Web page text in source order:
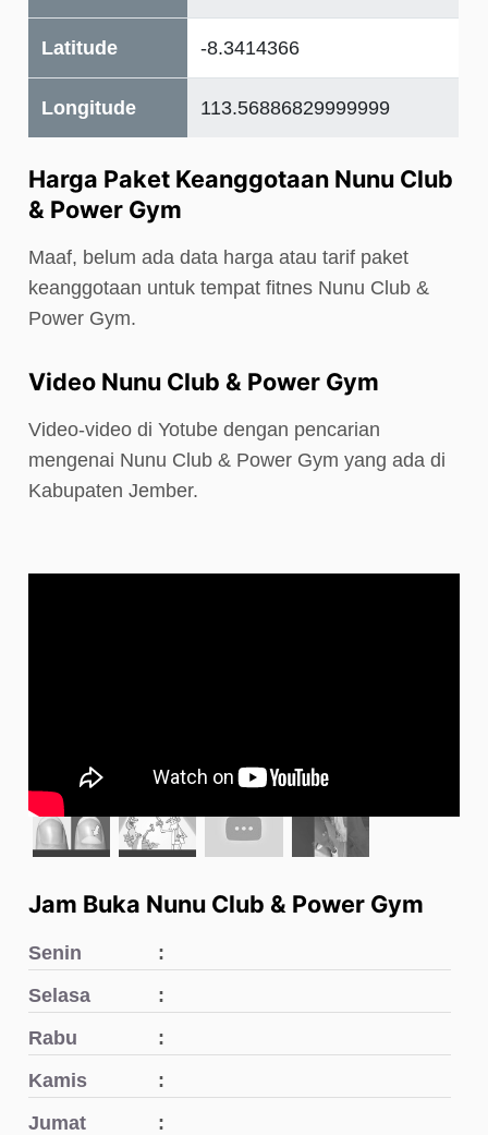
Latitude -8.3414366
Longitude 113.56886829999999
Harga Paket Keanggotaan Nunu Club
& Power Gym
Maaf, belum ada data harga atau tarif paket
keanggotaan untuk tempat fitnes Nunu Club &
Power Gym.
Video Nunu Club & Power Gym
Video-video di Yotube dengan pencarian
mengenai Nunu Club & Power Gym yang ada di
Kabupaten Jember.
Jam Buka Nunu Club & Power Gym
Senin
Selasa
Rabu
Kamis
Jumat